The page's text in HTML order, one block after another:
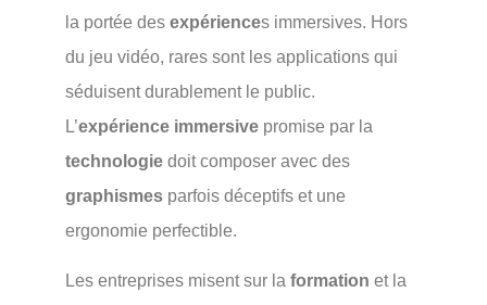
la portée des expériences immersives. Hors
du jeu vidéo, rares sont les applications qui
séduisent durablement le public.
L’expérience immersive promise par la
technologie doit composer avec des
graphismes parfois déceptifs et une
ergonomie perfectible.
Les entreprises misent sur la formation et la